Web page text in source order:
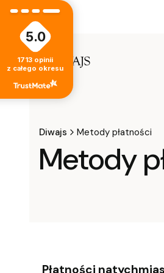
Diwajs Metody płatności
Metody
Płatności
5.0
1713 opinii
z całego okresu